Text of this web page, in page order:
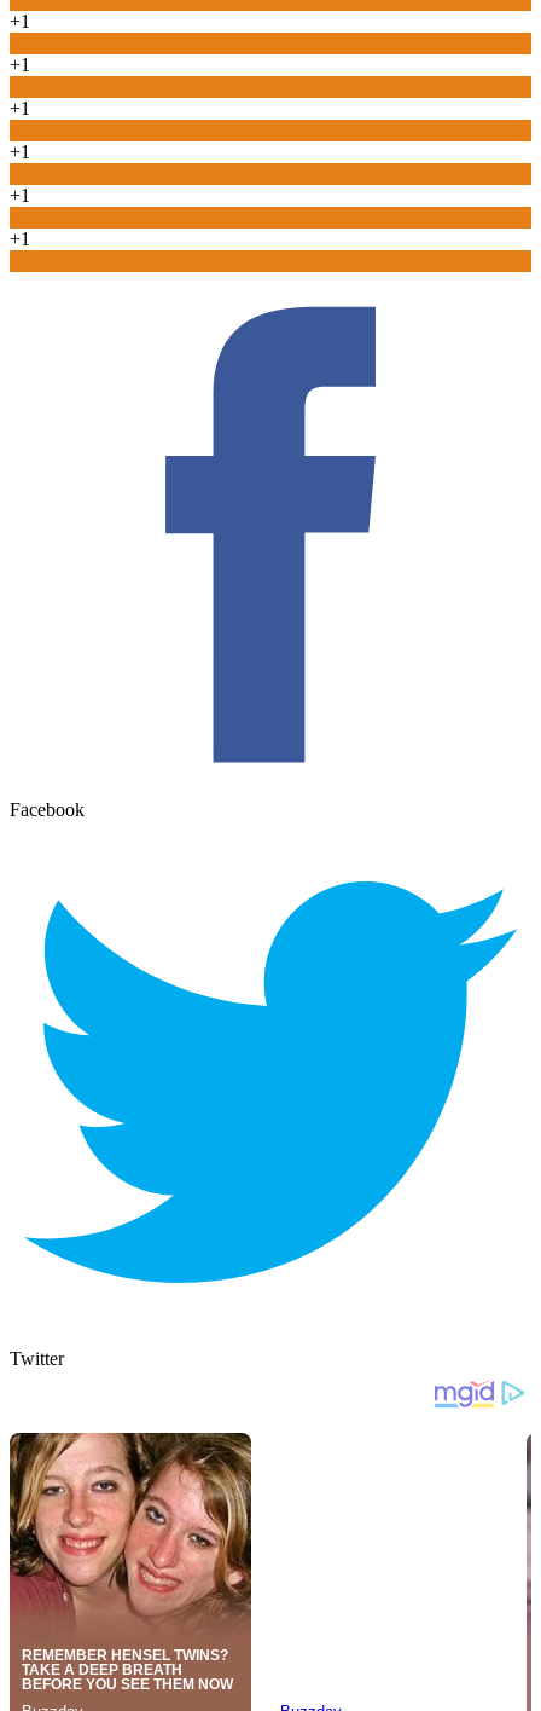
+1
+1
+1
+1
+1
+1
Facebook
Twitter